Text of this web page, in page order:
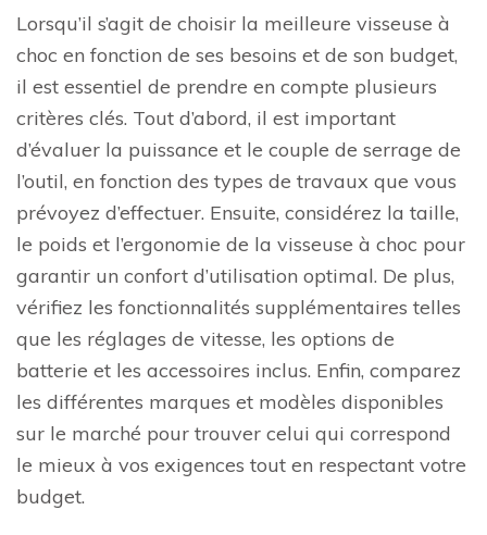
Lorsqu’il s’agit de choisir la meilleure visseuse à
choc en fonction de ses besoins et de son budget,
il est essentiel de prendre en compte plusieurs
critères clés. Tout d’abord, il est important
d’évaluer la puissance et le couple de serrage de
l’outil, en fonction des types de travaux que vous
prévoyez d’effectuer. Ensuite, considérez la taille,
le poids et l’ergonomie de la visseuse à choc pour
garantir un confort d’utilisation optimal. De plus,
vérifiez les fonctionnalités supplémentaires telles
que les réglages de vitesse, les options de
batterie et les accessoires inclus. Enfin, comparez
les différentes marques et modèles disponibles
sur le marché pour trouver celui qui correspond
le mieux à vos exigences tout en respectant votre
budget.